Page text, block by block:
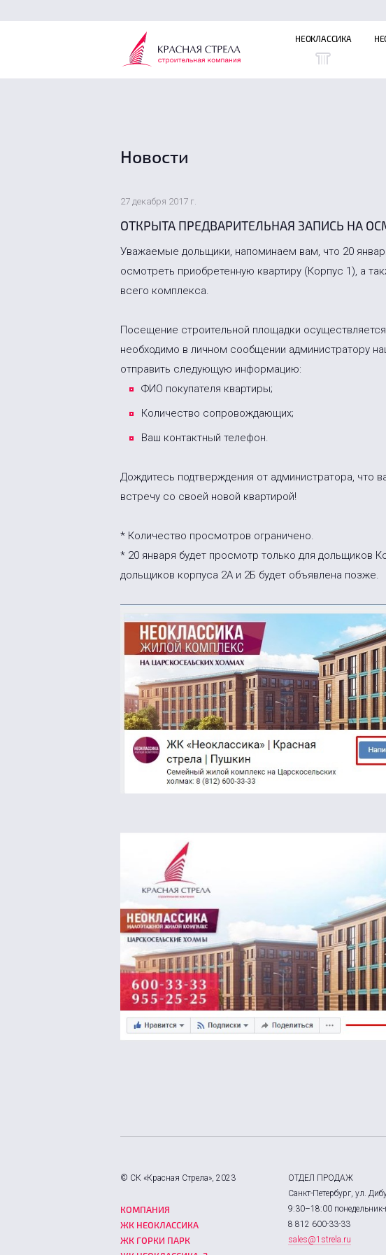
НЕОКЛАССИКА
Новости
27 декабря 2017 г.
ОТКРЫТА ПРЕДВАРИТЕЛЬНАЯ ЗАПИСЬ НА
Уважаемые дольщики, напоминаем вам, что 20
осмотреть приобретенную квартиру (Корпус 1), а
всего комплекса.
Посещение строительной площадки
необходимо в личном сообщении администратору
отправить следующую информацию:
ФИО покупателя квартиры;
Количество сопровождающих;
Ваш контактный телефон.
Дождитесь подтверждения от администратора, что
встречу со своей новой квартирой!
* Количество просмотров ограничено.
* 20 января будет просмотр только для дольщиков
дольщиков корпуса 2А и 2Б будет объявлена позже.
© СК «Красная Стрела», 2023
КОМПАНИЯ
ЖК НЕОКЛАССИКА
ЖК ГОРКИ ПАРК
ОТДЕЛ ПРОДАЖ
Санкт-Петербург, ул.
9:30–18:00
8 812 600-33-33
sales@1strela.ru